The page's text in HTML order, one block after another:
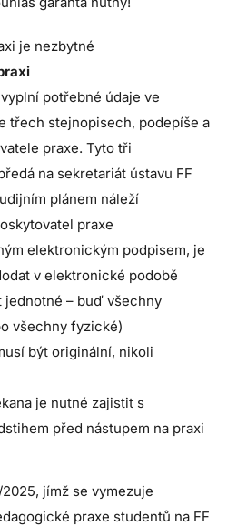
je nezbytné
vyplní potřebné údaje ve
třech stejnopisech, podepíše a
praxe. Tyto tři
na sekretariát ústavu FF
plánem náleží
praxe
elektronickým podpisem, je
v elektronické podobě
jednotné – buď všechny
všechny fyzické)
být originální, nikoli
je nutné zajistit s
před nástupem na praxi
jímž se vymezuje
praxe studentů na FF